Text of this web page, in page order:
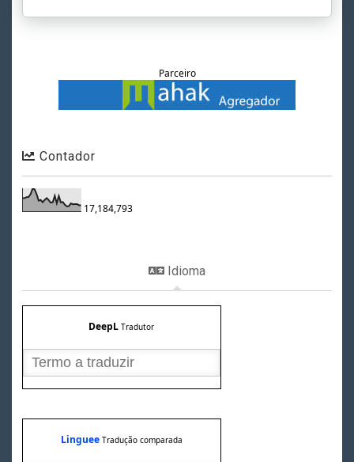
Parceiro
Contador
17,184,793
Idioma
DeepL Tradutor
Linguee Tradução comparada